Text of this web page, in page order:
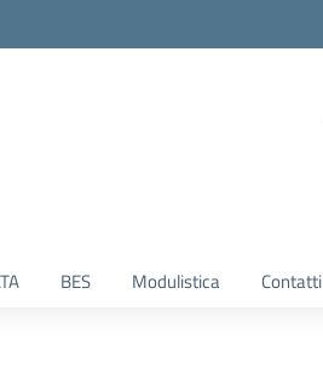
BES Modulistica Contatti